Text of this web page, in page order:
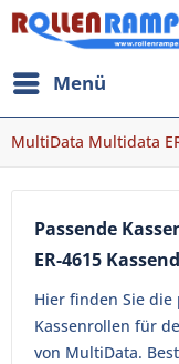
Menü
MultiData Multidata
Passende
ER-4615
Hier finden Sie
Kassenrollen für
von MultiData.